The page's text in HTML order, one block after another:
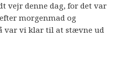
vejr denne dag, for det var
morgenmad og
var vi klar til at stævne ud